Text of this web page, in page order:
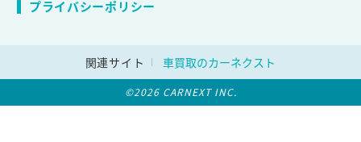
プライバシーポリシー
関連サイト 車買取のカーネクスト
©2026 CARNEXT INC.